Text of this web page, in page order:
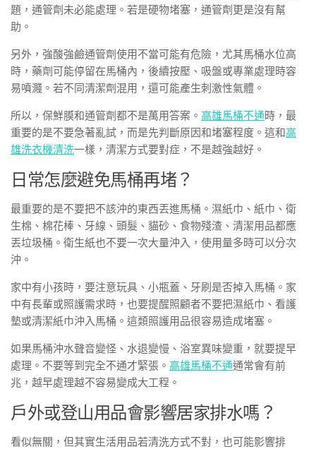
題，通管劑未必能處理。若是硬物堵塞，通管劑更是沒有幫
助。
另外，強酸強鹼通管劑使用不當可能有危險，尤其馬桶水位高
時，藥劑可能停留在馬桶內，後續按壓、吸盤或專業處理時容
易噴濺。若不同清潔劑混用，還可能產生刺激性氣體。
所以，保鮮膜和通管劑都不是萬用答案。 高雄馬桶不通時，最
重要的是不要急著亂試，而是先判斷原因和堵塞程度。這和高
雄洗衣機清洗一樣，清潔方式要對症，不是越強越好。
日常怎麼避免馬桶再堵？
最重要的是不要把不該沖的東西丟進馬桶。濕紙巾、紙巾、衛
生棉、棉花棒、牙線、頭髮、貓砂、食物殘渣、清潔用品都應
丟垃圾桶。衛生紙也不要一次大量沖入，使用量多時可以分次
沖。
家中有小孩時，要注意玩具、小瓶蓋、牙刷是否掉入馬桶。家
中有長輩或照護需求時，也要提醒照顧者不要把濕紙巾、看護
墊或清潔紙巾沖入馬桶。這類照護用品很容易造成堵塞。
如果馬桶沖水聲音變怪、水退變慢、浴室異味變重，就要提早
處理。不要等到完全不通才緊張。 高雄馬桶不通通常會有前
兆，越早處理越不容易變成大工程。
戶外或登山用品會影響居家排水嗎？
看似無關，但其實生活用品若清洗方式不對，也可能影響排